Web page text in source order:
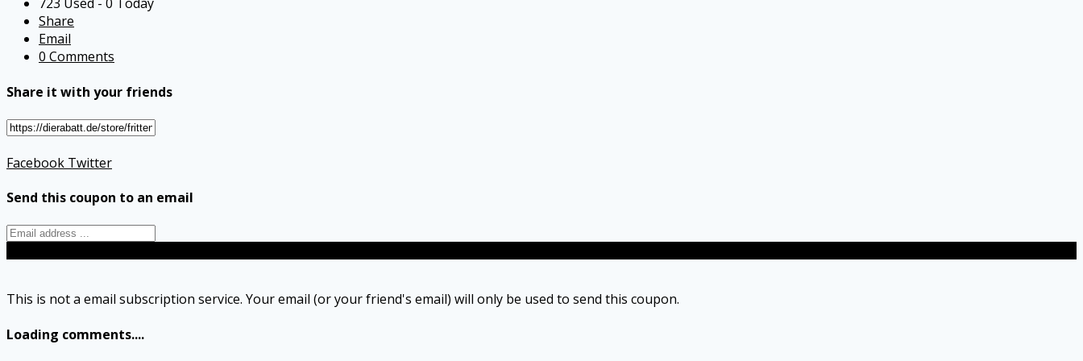
Share
Email
0 Comments
Share it with your friends
Facebook Twitter
Send this coupon to an email
This is not a email subscription service. Your email (or your friend's email) will only be used to send this coupon.
Loading comments....